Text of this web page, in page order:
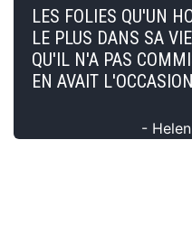
LES FOLIES QU'UN
LE PLUS DANS SA
QU'IL N'A PAS
EN AVAIT
-